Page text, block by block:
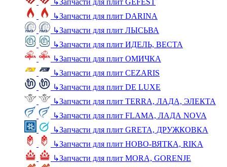
↳Запчасти для плит DARINA
↳Запчасти для плит ЛЫСЬВА
↳Запчасти для плит ИДЕЛЬ, ВЕСТА
↳Запчасти для плит ОМИЧКА
↳Запчасти для плит CEZARIS
↳Запчасти для плит DE LUXE
↳Запчасти для плит TERRA, ЛАДА, ЭЛЕКТА
↳Запчасти для плит FLAMA, ЛАДА NOVA
↳Запчасти для плит GRETA, ДРУЖКОВКА
↳Запчасти для плит НОВО-ВЯТКА, RIKA
↳Запчасти для плит MORA, GORENJE